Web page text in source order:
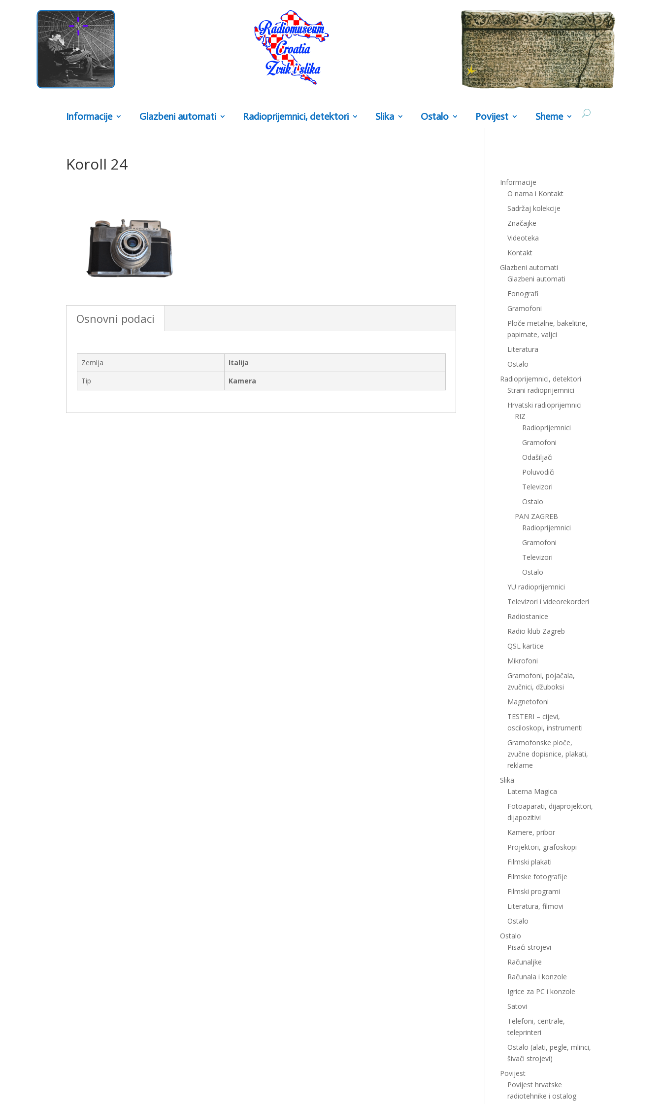
Informacije Glazbeni automati Radioprijemnici, detektori Slika Ostalo Povijest Sheme
Koroll 24
Osnovni podaci
Zemlja
Italija
Tip
Kamera
Informacije
O nama i Kontakt
Sadržaj kolekcije
Značajke
Videoteka
Kontakt
Glazbeni automati
Glazbeni automati
Fonografi
Gramofoni
Ploče metalne, bakelitne,
papirnate, valjci
Literatura
Ostalo
Radioprijemnici, detektori
Strani radioprijemnici
Hrvatski radioprijemnici
RIZ
Radioprijemnici
Gramofoni
Odašiljači
Poluvodiči
Televizori
Ostalo
PAN ZAGREB
Radioprijemnici
Gramofoni
Televizori
Ostalo
YU radioprijemnici
Televizori i videorekorderi
Radiostanice
Radio klub Zagreb
QSL kartice
Mikrofoni
Gramofoni, pojačala,
zvučnici, džuboksi
Magnetofoni
TESTERI – cijevi,
osciloskopi, instrumenti
Gramofonske ploče,
zvučne dopisnice, plakati,
reklame
Slika
Laterna Magica
Fotoaparati, dijaprojektori,
dijapozitivi
Kamere, pribor
Projektori, grafoskopi
Filmski plakati
Filmske fotografije
Filmski programi
Literatura, filmovi
Ostalo
Ostalo
Pisaći strojevi
Računaljke
Računala i konzole
Igrice za PC i konzole
Satovi
Telefoni, centrale,
teleprinteri
Ostalo (alati, pegle, mlinci,
šivači strojevi)
Povijest
Povijest hrvatske
radiotehnike i ostalog